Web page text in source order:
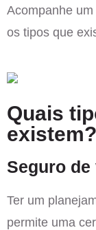
Acompanhe
os tipos que
Quais
existem?
Seguro de
Ter um
permite uma